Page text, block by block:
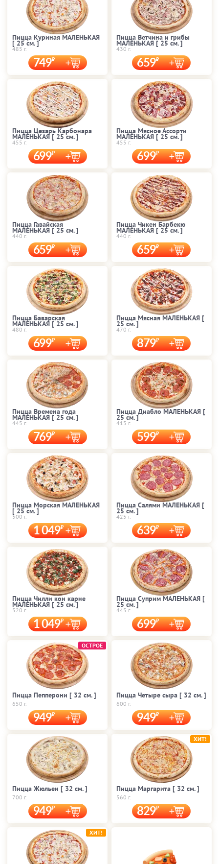
Пицца Куриная МАЛЕНЬКАЯ
[ 25 cм. ]
485 г.
749
Пицца Ветчина и грибы
МАЛЕНЬКАЯ [ 25 cм. ]
430 г.
659
Пицца Цезарь Карбонара
МАЛЕНЬКАЯ [ 25 cм. ]
455 г.
699
Пицца Мясное Ассорти
МАЛЕНЬКАЯ [ 25 cм. ]
455 г.
699
Пицца Гавайская
МАЛЕНЬКАЯ [ 25 cм. ]
440 г.
659
Пицца Чикен Барбекю
МАЛЕНЬКАЯ [ 25 cм. ]
440 г.
659
Пицца Баварская
МАЛЕНЬКАЯ [ 25 cм. ]
480 г.
699
Пицца Мясная МАЛЕНЬКАЯ [
25 cм. ]
470 г.
879
Пицца Времена года
МАЛЕНЬКАЯ [ 25 cм. ]
445 г.
769
Пицца Диабло МАЛЕНЬКАЯ [
25 cм. ]
415 г.
599
Пицца Морская МАЛЕНЬКАЯ
[ 25 cм. ]
500 г.
1 049
Пицца Салями МАЛЕНЬКАЯ [
25 cм. ]
425 г.
639
Пицца Чилли кон карне
МАЛЕНЬКАЯ [ 25 cм. ]
520 г.
1 049
Пицца Суприм МАЛЕНЬКАЯ [
25 cм. ]
445 г.
699
Пицца Пепперони [ 32 cм. ]
650 г.
949
ОСТРОЕ
Пицца Четыре сыра [ 32 cм. ]
600 г.
949
Пицца Жюльен [ 32 cм. ]
700 г.
949
Пицца Маргарита [ 32 cм. ]
560 г.
829
ХИТ!
ХИТ!